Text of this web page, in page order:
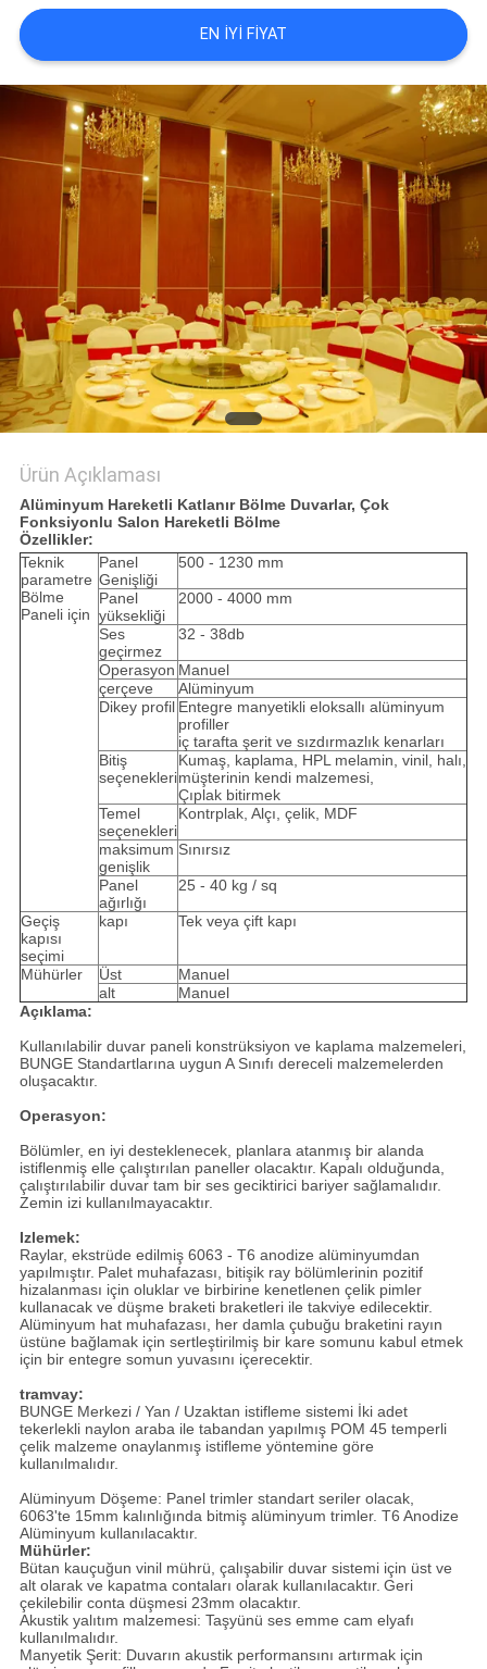
BIR
TEKLIF
ISTEĞI
SITE
HARITASI
PRIVACY
POLICY
EN IYI FIYAT
Ürün Açıklaması
Alüminyum Hareketli Katlanır Bölme Duvarlar, Çok
Fonksiyonlu Salon Hareketli Bölme
Özellikler:
Teknik
parametre
Bölme
Paneli için
Panel
Genişliği
500 - 1230 mm
Panel
yüksekliği
2000 - 4000 mm
Ses
geçirmez
32 - 38db
Operasyon Manuel
çerçeve
Alüminyum
Dikey profil Entegre manyetikli eloksallı alüminyum
profiller
iç tarafta şerit ve sızdırmazlık kenarları
Bitiş
seçenekleri
Kumaş, kaplama, HPL melamin, vinil, halı,
müşterinin kendi malzemesi,
Çıplak bitirmek
Temel
seçenekleri
Kontrplak, Alçı, çelik, MDF
maksimum
genişlik
Sınırsız
Panel
ağırlığı
25 - 40 kg / sq
Geçiş
kapısı
seçimi
kapı Tek veya çift kapı
Mühürler Üst
Manuel
alt
Manuel
Açıklama:
Kullanılabilir duvar paneli konstrüksiyon ve kaplama malzemeleri,
BUNGE Standartlarına uygun A Sınıfı dereceli malzemelerden
oluşacaktır.
Operasyon:
Bölümler, en iyi desteklenecek, planlara atanmış bir alanda
istiflenmiş elle çalıştırılan paneller olacaktır. Kapalı olduğunda,
çalıştırılabilir duvar tam bir ses geciktirici bariyer sağlamalıdır.
Zemin izi kullanılmayacaktır.
Izlemek:
Raylar, ekstrüde edilmiş 6063 - T6 anodize alüminyumdan
yapılmıştır. Palet muhafazası, bitişik ray bölümlerinin pozitif
hizalanması için oluklar ve birbirine kenetlenen çelik pimler
kullanacak ve düşme braketi braketleri ile takviye edilecektir.
Alüminyum hat muhafazası, her damla çubuğu braketini rayın
üstüne bağlamak için sertleştirilmiş bir kare somunu kabul etmek
için bir entegre somun yuvasını içerecektir.
tramvay:
BUNGE Merkezi / Yan / Uzaktan istifleme sistemi İki adet
tekerlekli naylon araba ile tabandan yapılmış POM 45 temperli
çelik malzeme onaylanmış istifleme yöntemine göre
kullanılmalıdır.
Alüminyum Döşeme: Panel trimler standart seriler olacak,
6063'te 15mm kalınlığında bitmiş alüminyum trimler. T6 Anodize
Alüminyum kullanılacaktır.
Mühürler:
Bütan kauçuğun vinil mührü, çalışabilir duvar sistemi için üst ve
alt olarak ve kapatma contaları olarak kullanılacaktır. Geri
çekilebilir conta düşmesi 23mm olacaktır.
Akustik yalıtım malzemesi: Taşyünü ses emme cam elyafı
kullanılmalıdır.
Manyetik Şerit: Duvarın akustik performansını artırmak için